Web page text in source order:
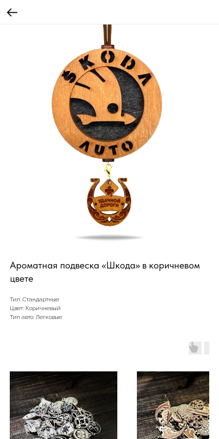
Ароматная подвеска «Шкода» в коричневом
цвете
Тип: Стандартные
Цвет: Коричневый
Тип авто: Легковые